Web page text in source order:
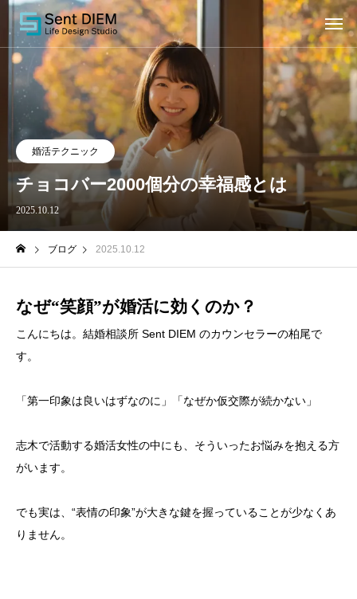
婚活テクニック
チョコバー2000個分の幸福感とは
2025.10.12
ブログ 2025.10.12
なぜ“笑顔”が婚活に効くのか？
こんにちは。結婚相談所 Sent DIEM のカウンセラーの柏尾で
す。
「第一印象は良いはずなのに」「なぜか仮交際が続かない」
志木で活動する婚活女性の中にも、そういったお悩みを抱える方
がいます。
でも実は、“表情の印象”が大きな鍵を握っていることが少なくあ
りません。